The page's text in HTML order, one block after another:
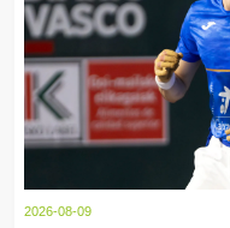
2026-08-09